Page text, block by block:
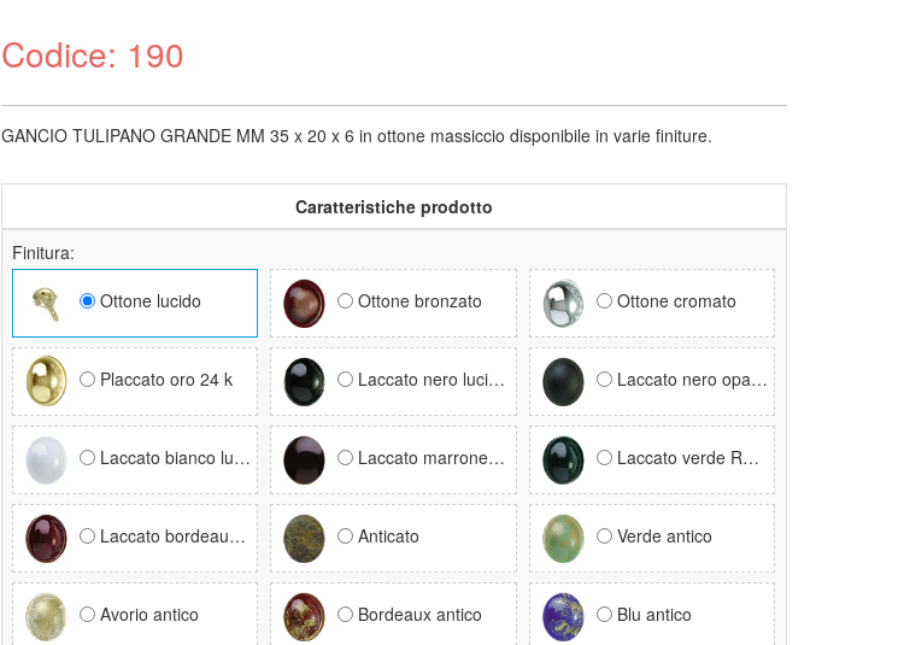
Codice: 190
GANCIO TULIPANO GRANDE MM 35 x 20 x 6 in ottone massiccio disponibile in varie finiture.
Caratteristiche prodotto
Finitura:
Ottone lucido Ottone bronzato Ottone cromato
Placcato oro 24 k Laccato nero lucido RAL 9005 Laccato nero opaco RAL 9005
Laccato bianco lucido RAL 9016 Laccato marrone RAL 8017 Laccato verde RAL 6005
Laccato bordeaux RAL 3005 Anticato Verde antico
Avorio antico Bordeaux antico Blu antico